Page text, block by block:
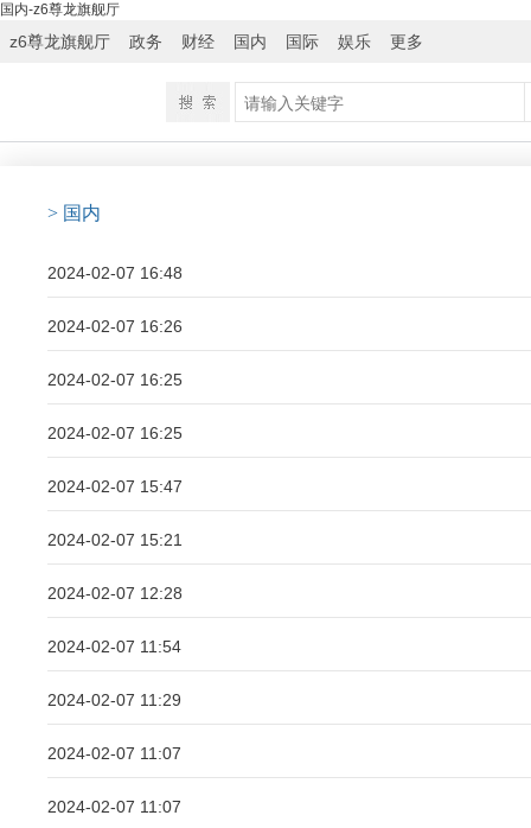
国内-z6尊龙旗舰厅
z6尊龙旗舰厅 政务 财经 国内 国际 娱乐 更多
> 国内
2024-02-07 16:48
2024-02-07 16:26
2024-02-07 16:25
2024-02-07 16:25
2024-02-07 15:47
2024-02-07 15:21
2024-02-07 12:28
2024-02-07 11:54
2024-02-07 11:29
2024-02-07 11:07
2024-02-07 11:07